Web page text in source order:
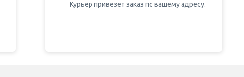
Курьер привезет заказ по вашему адресу.